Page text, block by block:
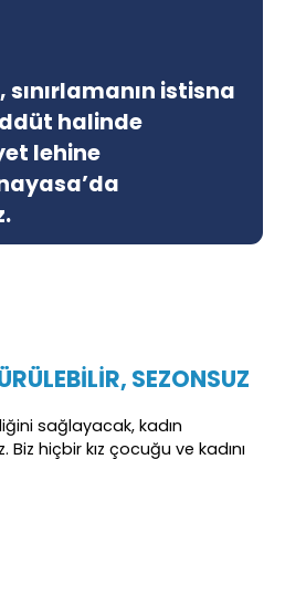
istisna
halinde
lehine
SEZONSUZ
sağlayacak, kadın
hiçbir kız çocuğu ve kadını